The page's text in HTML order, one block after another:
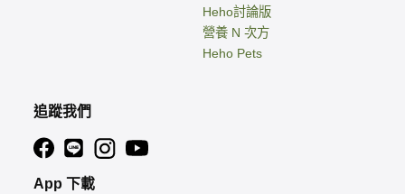
Heho討論版
營養 N 次方
Heho Pets
追蹤我們
App 下載